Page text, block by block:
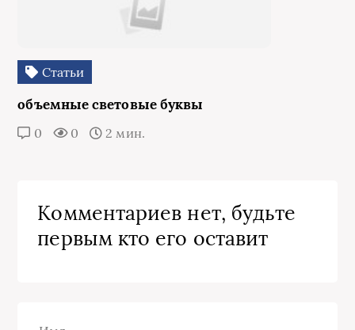
Статьи
объемные световые буквы
0 0 2 мин.
Комментариев нет, будьте
первым кто его оставит